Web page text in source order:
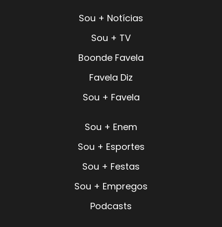
Sou + Notícias
Sou + TV
Boonde Favela
Favela Diz
Sou + Favela
Sou + Enem
Sou + Esportes
Sou + Festas
Sou + Empregos
Podcasts